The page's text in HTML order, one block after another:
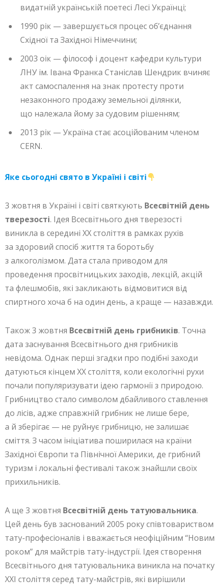
видатній українській поетесі Лесі Українці;
1990 рік — завершується процес об’єднання
Східної та Західної Німеччини;
2003 оік — філософ і доцент кафедри культури
ЛНУ ім. Івана Франка Станіслав Шендрик вчиняє
акт самоспалення на знак протесту проти
незаконного продажу земельної ділянки,
що належала йому за судовим рішенням;
2013 рік — Україна стає асоційованим членом
CERN.
Яке сьогодні свято в Україні і світі
3 жовтня в Україні і світі святкують Всесвітній день
тверезості. Ідея Всесвітнього дня тверезості
виникла в середині XX століття в рамках рухів
за здоровий спосіб життя та боротьбу
з алкоголізмом. Дата стала приводом для
проведення просвітницьких заходів, лекцій, акцій
та флешмобів, які закликають відмовитися від
спиртного хоча б на один день, а краще — назавжди.
Також 3 жовтня Всесвітній день грибників. Точна
дата заснування Всесвітнього дня грибників
невідома. Однак перші згадки про подібні заходи
датуються кінцем XX століття, коли екологічні рухи
почали популяризувати ідею гармонії з природою.
Грибництво стало символом дбайливого ставлення
до лісів, адже справжній грибник не лише бере,
а й зберігає — не руйнує грибницю, не залишає
сміття. З часом ініціатива поширилася на країни
Західної Європи та Північної Америки, де грибний
туризм і локальні фестивалі також знайшли своїх
прихильників.
А ще 3 жовтня Всесвітній день татуювальника.
Цей день був заснований 2005 року співтовариством
тату-професіоналів і вважається неофіційним “Новим
роком” для майстрів тату-індустрії. Ідея створення
Всесвітнього дня татуювальника виникла на початку
XXI століття серед тату-майстрів, які вирішили